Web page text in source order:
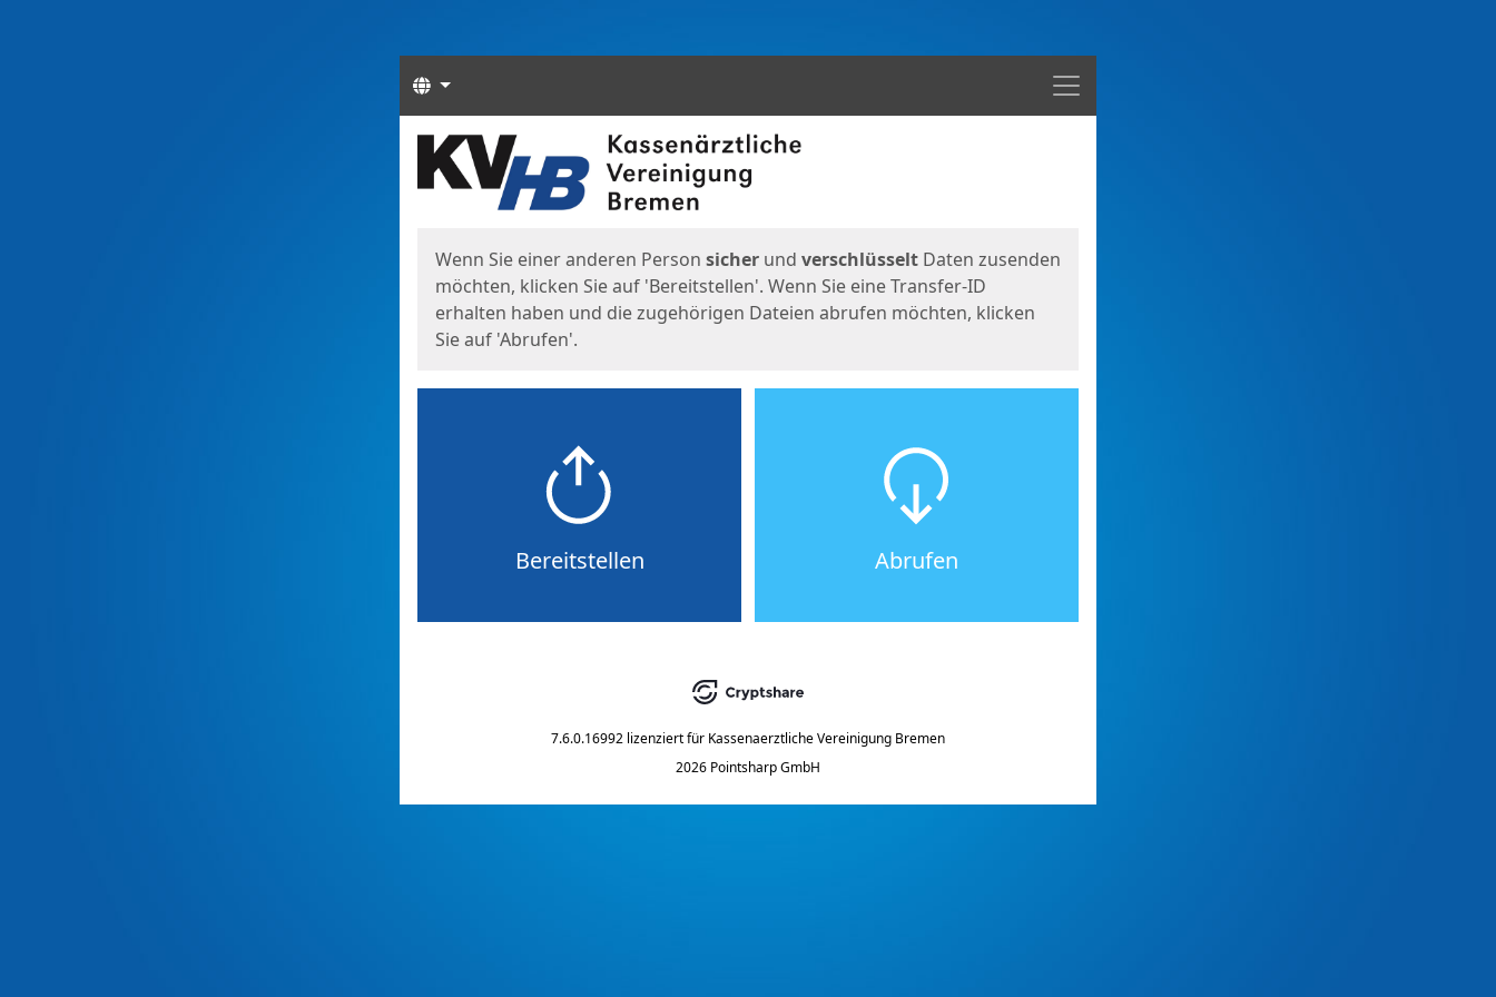
Menü
Sprachen
Start
Wenn Sie einer anderen Person sicher und verschlüsselt Daten zusenden
möchten, klicken Sie auf 'Bereitstellen'. Wenn Sie eine Transfer-ID
erhalten haben und die zugehörigen Dateien abrufen möchten, klicken
Sie auf 'Abrufen'.
Bereitstellen Abrufen
7.6.0.16992 lizenziert für Kassenaerztliche Vereinigung Bremen
2026 Pointsharp GmbH